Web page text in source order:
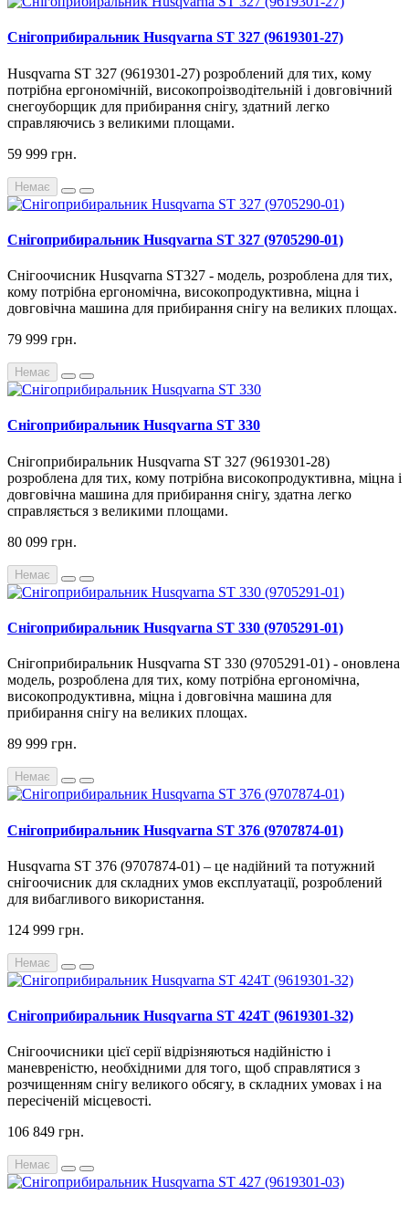
Снігоприбиральник Husqvarna ST 327 (9619301-27)
Husqvarna ST 327 (9619301-27) розроблений для тих, кому
потрібна ергономічній, високопроізводітельній і довговічний
снегоуборщик для прибирання снігу, здатний легко
справляючись з великими площами.
59 999 грн.
Немає
Снігоприбиральник Husqvarna ST 327 (9705290-01)
Снігоочисник Husqvarna ST327 - модель, розроблена для тих,
кому потрібна ергономічна, високопродуктивна, міцна і
довговічна машина для прибирання снігу на великих площах.
79 999 грн.
Немає
Снігоприбиральник Husqvarna ST 330
Снігоприбиральник Husqvarna ST 327 (9619301-28)
розроблена для тих, кому потрібна високопродуктивна, міцна і
довговічна машина для прибирання снігу, здатна легко
справляється з великими площами.
80 099 грн.
Немає
Снігоприбиральник Husqvarna ST 330 (9705291-01)
Снігоприбиральник Husqvarna ST 330 (9705291-01) - оновлена
​​модель, розроблена для тих, кому потрібна ергономічна,
високопродуктивна, міцна і довговічна машина для
прибирання снігу на великих площах.
89 999 грн.
Немає
Снігоприбиральник Husqvarna ST 376 (9707874-01)
Husqvarna ST 376 (9707874-01) – це надійний та потужний
снігоочисник для складних умов експлуатації, розроблений
для вибагливого використання.
124 999 грн.
Немає
Снігоприбиральник Husqvarna ST 424T (9619301-32)
Снігоочисники цієї серії відрізняються надійністю і
маневреністю, необхідними для того, щоб справлятися з
розчищенням снігу великого обсягу, в складних умовах і на
пересіченій місцевості.
106 849 грн.
Немає